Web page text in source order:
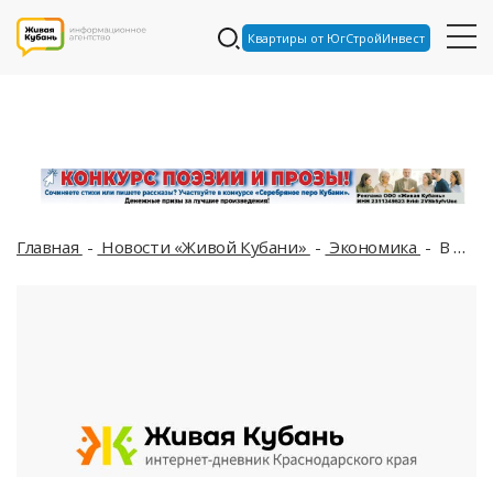
Квартиры от ЮгСтройИнвест
Главная Новости «Живой Кубани» Экономика В Краснодарском крае за чертой бедности каждый десятый житель